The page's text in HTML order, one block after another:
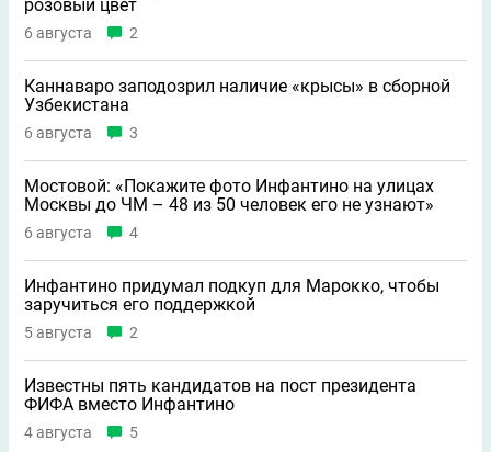
розовый цвет
6 августа 2
Каннаваро заподозрил наличие «крысы» в сборной
Узбекистана
6 августа 3
Мостовой: «Покажите фото Инфантино на улицах
Москвы до ЧМ – 48 из 50 человек его не узнают»
6 августа 4
Инфантино придумал подкуп для Марокко, чтобы
заручиться его поддержкой
5 августа 2
Известны пять кандидатов на пост президента
ФИФА вместо Инфантино
4 августа 5